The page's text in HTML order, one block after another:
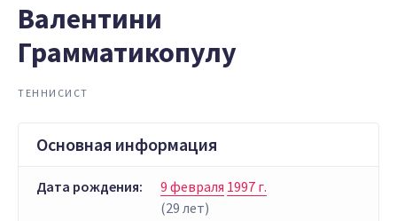
Валентини
Грамматикопулу
ТЕННИСИСТ
Основная информация
Дата рождения: 9 февраля 1997 г.
(29 лет)